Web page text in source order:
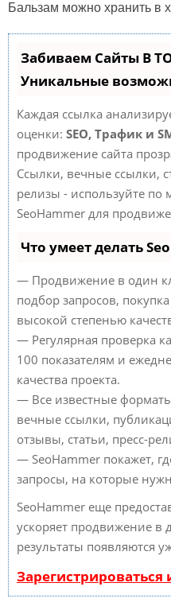
Бальзам можно хранить в
Забиваем Сайты В
Уникальные
Каждая ссылка
оценки: SEO, Трафик и
продвижение сайта
Ссылки, вечные ссылки,
релизы - используйте по
SeoHammer для
Что умеет делать
— Продвижение в один
подбор запросов,
высокой степенью
— Регулярная проверка
100 показателям и
качества проекта.
— Все известные
вечные ссылки,
отзывы, статьи, пресс-
— SeoHammer покажет,
запросы, на которые
SeoHammer еще
ускоряет продвижение в
результаты появляются